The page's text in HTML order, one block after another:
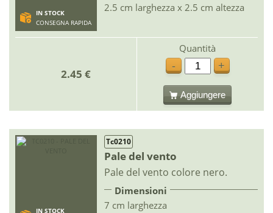
IN STOCK
CONSEGNA RAPIDA
2.5 cm larghezza x 2.5 cm altezza
2.45 €
Quantità
-
+
Aggiungere
IN STOCK
Tc0210
Pale del vento
Pale del vento colore nero.
Dimensioni
7 cm larghezza